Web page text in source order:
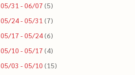
05/31 - 06/07 (5)
05/24 - 05/31 (7)
05/17 - 05/24(6)
05/10 - 05/17 (4)
05/03 - 05/10 (15)